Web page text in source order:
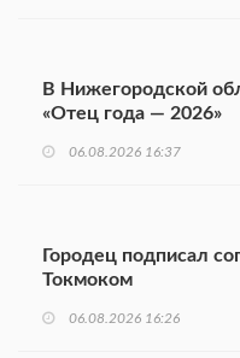
В Нижегородской
«Отец года — 2026»
06.08.2026 16:37
Городец подписал
Токмоком
06.08.2026 16:26